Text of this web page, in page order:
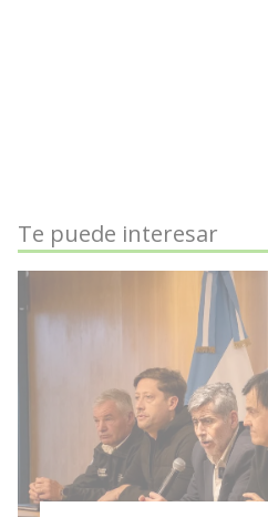
Te puede interesar